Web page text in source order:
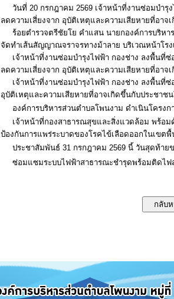
วันที่ 20 กรกฎาคม 2569 เจ้าหน้าที่งานซ่อมบำ
ลดความเสี่ยงจาก อุบัติเหตุและความเสียหายที่อา
ร้อยตำรวจตรีชัยโย คำแสน นายกองค์การบริห
จัดทำเส้นสัญญาณจราจรทางม้าลาย บริเวณหน้าโร
เจ้าหน้าที่งานซ่อมบำรุงไฟฟ้า กองช่าง ลงพื้นที่
ลดความเสี่ยงจาก อุบัติเหตุและความเสียหายที่อา
เจ้าหน้าที่งานซ่อมบำรุงไฟฟ้า กองช่าง ลงพื้นที่
อุบัติเหตุและความเสียหายที่อาจเกิดขึ้นกับประชาช
องค์การบริหารส่วนตำบลโพนงาม ดำเนินโครง
เจ้าหน้าที่กองสาธารณสุขและสิ่งแวดล้อม พร้อ
ป้องกันการแพร่ระบาดของโรคไข้เลือดออกในเขต
ประชาสัมพันธ์ 31 กรกฎาคม 2569 นี้ วันสุดท้าย
ซ่อมแซมระบบไฟฟ้าสาธารณะชำรุดพร้อมติดไฟ